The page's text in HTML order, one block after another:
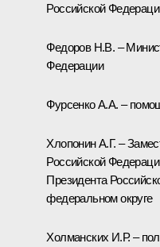
Российской
Федоров Н.В. –
Федерации
Фурсенко А.А. –
Хлопонин А.Г. –
Российской
Президента
федеральном округе
Холманских И.Р. –